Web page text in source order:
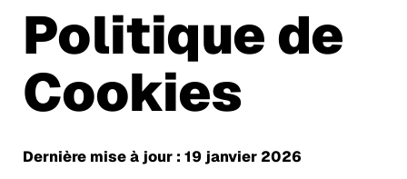
Politique de
Cookies
Dernière mise à jour : 19 janvier 2026